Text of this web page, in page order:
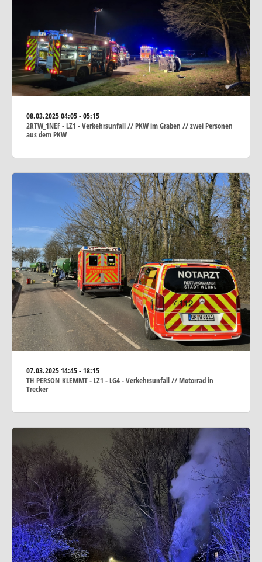
08.03.202504:05 - 05:15
2RTW_1NEF - LZ1 - Verkehrsunfall // PKW im Graben // zwei Personen
aus dem PKW
07.03.202514:45 - 18:15
TH_PERSON_KLEMMT - LZ1 - LG4 - Verkehrsunfall // Motorrad in
Trecker